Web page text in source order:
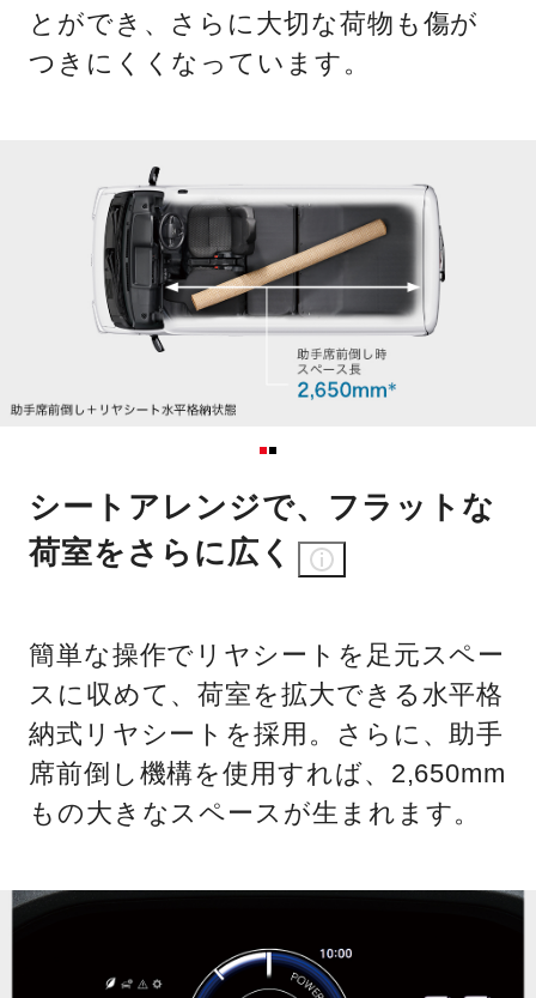
とができ、さらに大切な荷物も傷が
つきにくくなっています。
シートアレンジで、フラットな
荷室をさらに広く
簡単な操作でリヤシートを足元スペー
スに収めて、荷室を拡大できる水平格
納式リヤシートを採用。さらに、助手
席前倒し機構を使用すれば、2,650mm
もの大きなスペースが生まれます。